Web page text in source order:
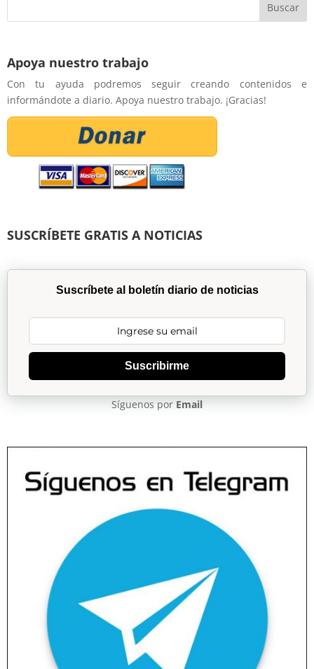
Apoya nuestro trabajo
Con tu ayuda podremos seguir creando contenidos e
informándote a diario. Apoya nuestro trabajo. ¡Gracias!
SUSCRÍBETE GRATIS A NOTICIAS
Suscríbete al boletín diario de noticias
Suscribirme
Síguenos por Email